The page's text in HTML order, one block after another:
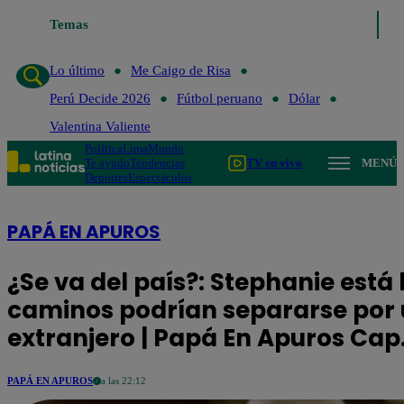
Temas
Lo último
Me Caigo de Risa
Perú Decide 2026
Fútbol peruano
Dólar
Valentina Valiente
PolíticaLimaMundo
Te ayudoTendencias
DeportesEspectáculos
TV en vivo MENÚ
PAPÁ EN APUROS
¿Se va del país?: Stephanie
caminos podrían separarse
extranjero | Papá En Apuros
PAPÁ EN APUROS a las 22:12